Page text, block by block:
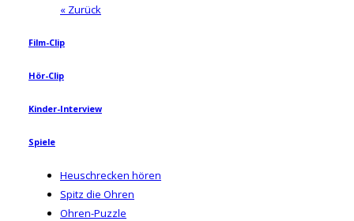
« Zurück
Film-Clip
Hör-Clip
Kinder-Interview
Spiele
Heuschrecken hören
Spitz die Ohren
Ohren-Puzzle